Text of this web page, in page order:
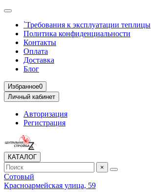
`Требования к эксплуатации теплицы
Политика конфиденциальности
Контакты
Оплата
Доставка
Блог
Избранное0
Личный кабинет
Авторизация
Регистрация
КАТАЛОГ
×
Сотовый
Красноармейская улица, 59